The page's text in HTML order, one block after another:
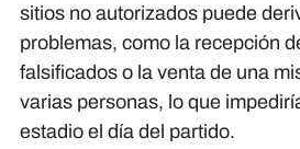
sitios no autorizados puede
problemas, como la recepción
falsificados o la venta de una
varias personas, lo que
estadio el día del partido.